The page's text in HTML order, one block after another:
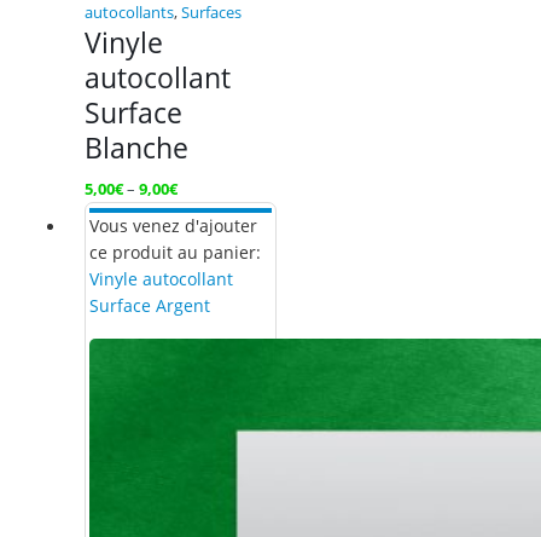
autocollants,Surfaces
Vinyle
autocollant
Surface
Blanche
5,00€– 9,00€
Vous venez d'ajouter
ce produit au panier:
Vinyle autocollant
Surface Argent